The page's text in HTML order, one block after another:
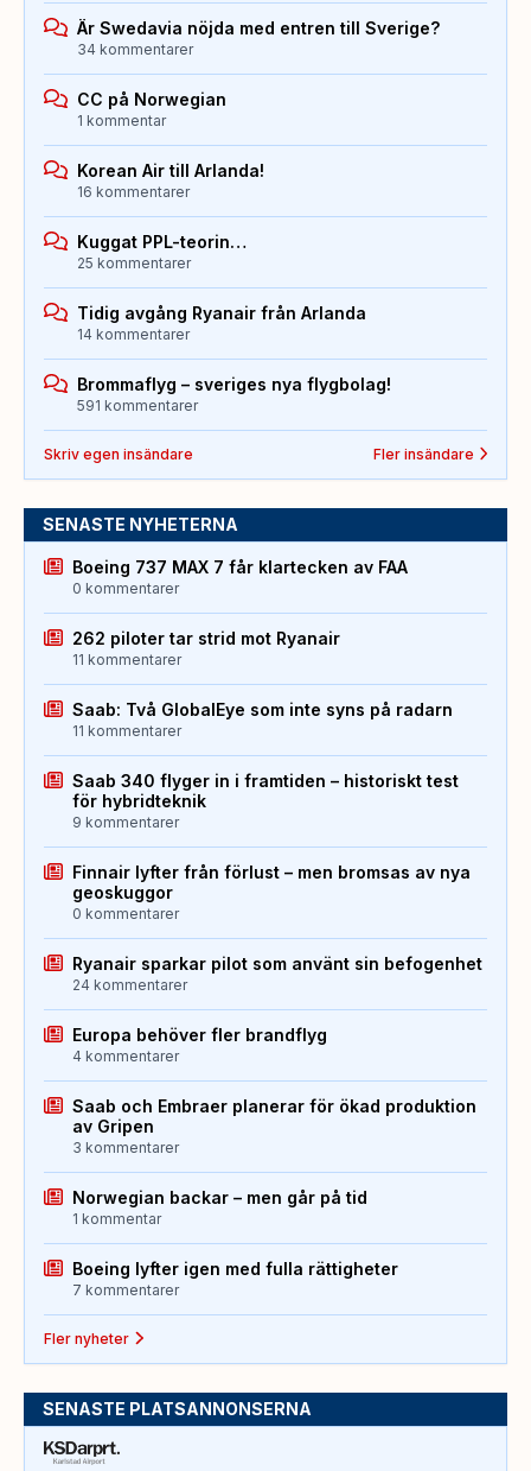
Är Swedavia nöjda med entren till Sverige?
34 kommentarer
CC på Norwegian
1 kommentar
Korean Air till Arlanda!
16 kommentarer
Kuggat PPL-teorin…
25 kommentarer
Tidig avgång Ryanair från Arlanda
14 kommentarer
Brommaflyg – sveriges nya flygbolag!
591 kommentarer
Skriv egen insändare Fler insändare
SENASTE NYHETERNA
Boeing 737 MAX 7 får klartecken av FAA
0 kommentarer
262 piloter tar strid mot Ryanair
11 kommentarer
Saab: Två GlobalEye som inte syns på radarn
11 kommentarer
Saab 340 flyger in i framtiden – historiskt test
för hybridteknik
9 kommentarer
Finnair lyfter från förlust – men bromsas av nya
geoskuggor
0 kommentarer
Ryanair sparkar pilot som använt sin befogenhet
24 kommentarer
Europa behöver fler brandflyg
4 kommentarer
Saab och Embraer planerar för ökad produktion
av Gripen
3 kommentarer
Norwegian backar – men går på tid
1 kommentar
Boeing lyfter igen med fulla rättigheter
7 kommentarer
Fler nyheter
SENASTE PLATSANNONSERNA